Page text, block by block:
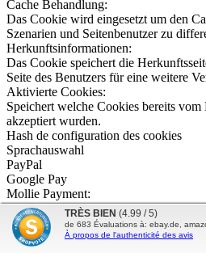
Cache Behandlung:
Das Cookie wird eingesetzt um den
Szenarien und Seitenbenutzer zu
Herkunftsinformationen:
Das Cookie speichert die
Seite des Benutzers für eine weitere
Aktivierte Cookies:
Speichert welche Cookies bereits
akzeptiert wurden.
Hash de configuration des cookies
Sprachauswahl
PayPal
Google Pay
Mollie Payment:
Dieses Cookie wird verwendet, um
die von einer einzelnen
Seiten generiert wurden.
TRÈS BIEN (4.99 / 5)
de 683 Évaluations à: ebay.de,
À propos de l'authenticité des avis